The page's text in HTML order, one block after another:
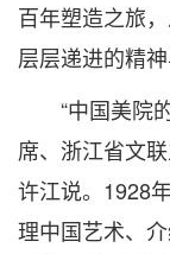
百年塑造之旅
层层递进的精神
“中国美院的
席、浙江省文
许江说。1928
理中国艺术、